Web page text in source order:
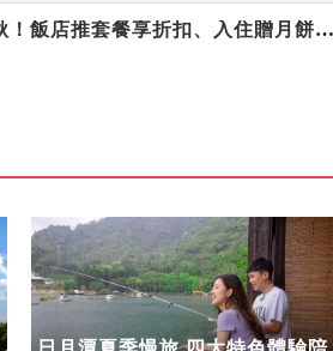
到台北過中秋！飯店推套餐享折扣、入住贈月餅禮盒